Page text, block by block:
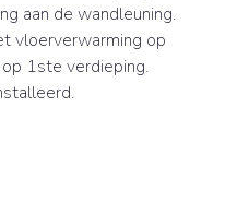
aan de wandleuning.
vloerverwarming op
1ste verdieping.